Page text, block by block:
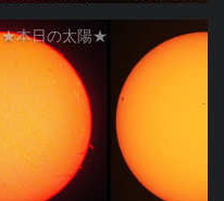
★本日の太陽★